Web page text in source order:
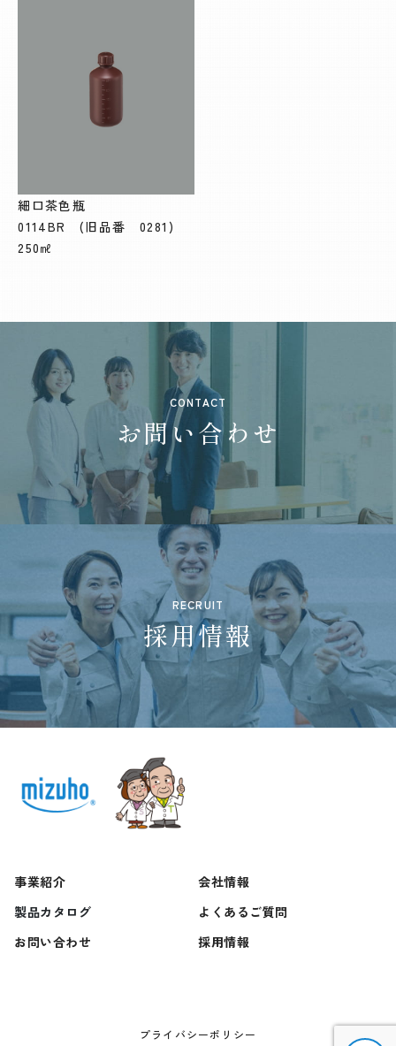
細口茶色瓶
0114BR (旧品番 0281)
250㎖
CONTACT
お問い合わせ
RECRUIT
採用情報
事業紹介
会社情報
製品カタログ
よくあるご質問
お問い合わせ
採用情報
プライバシーポリシー